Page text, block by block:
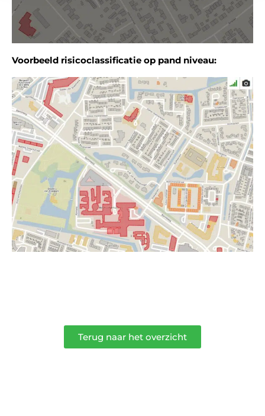
Voorbeeld risicoclassificatie op pand niveau:
Terug naar het overzicht